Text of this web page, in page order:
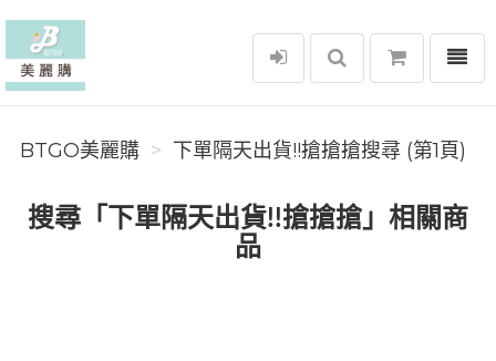
BTGO美麗購
選單
BTGO美麗購 下單隔天出貨!!搶搶搶搜尋 (第1頁)
搜尋「下單隔天出貨!!搶搶搶」相關商
品